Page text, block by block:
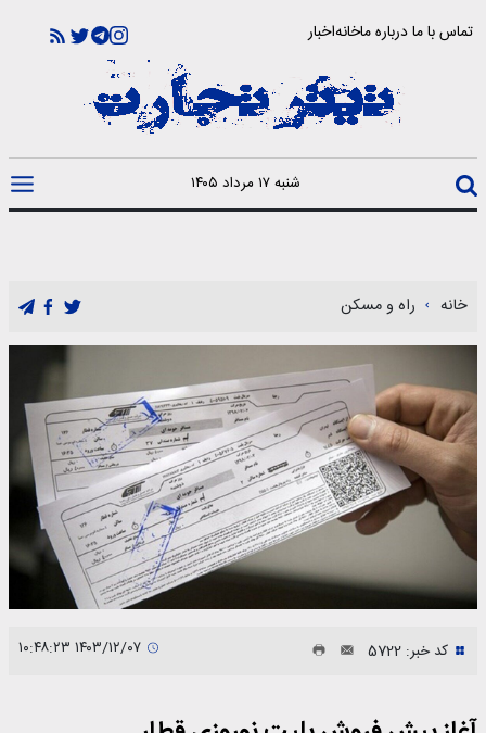
تماس با مادرباره ماخانهاخبار
شنبه ۱۷ مرداد ۱۴۰۵
خانه راه و مسکن
کد خبر: 5722